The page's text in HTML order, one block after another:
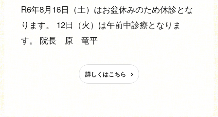
R6年8月16日（土）はお盆休みのため休診とな
ります。 12日（火）は午前中診療となりま
す。 院長 原 竜平
詳しくはこちら